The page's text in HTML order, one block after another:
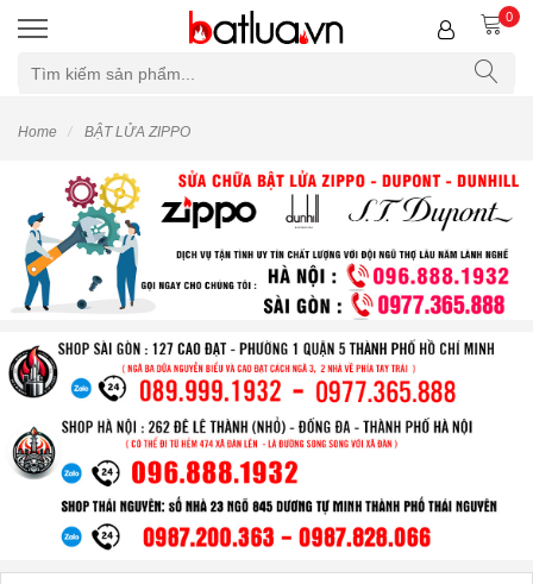
0
Home BẬT LỬA ZIPPO